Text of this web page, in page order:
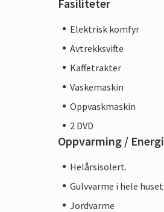
Fasiliteter
Elektrisk komfyr
Avtrekksvifte
Kaffetrakter
Vaskemaskin
Oppvaskmaskin
2 DVD
Oppvarming / Energi
Helårsisolert.
Gulvvarme i hele huset
Jordvarme